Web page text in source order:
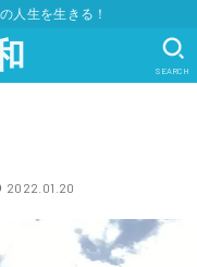
人生を生きる！
SEARCH
2022.01.20